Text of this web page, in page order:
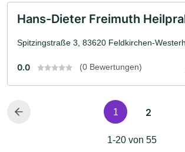
Hans-Dieter Freimuth
Spitzingstraße 3, 83620 Feldkirchen-
0.0 (0 Bewertungen)
1 2
1-20 von 55